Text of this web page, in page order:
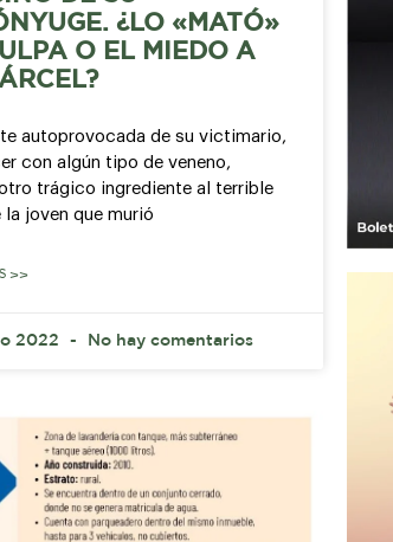
¿LO «MATÓ»
O EL MIEDO A
autoprovocada de su victimario,
con algún tipo de veneno,
trágico ingrediente al terrible
la joven que murió
>>
2022 No hay comentarios